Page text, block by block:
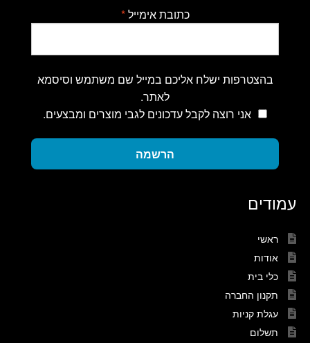
כתובת אימייל*
בהצטרפות ישלח אליכם במייל שם משתמש וסיסמא
לאתר.
אני רוצה לקבל עדכונים לגבי מוצרים ומבצעים.
הרשמה
עמודים
ראשי
אודות
כלי בית
תקנון החברה
עגלת קניות
תשלום